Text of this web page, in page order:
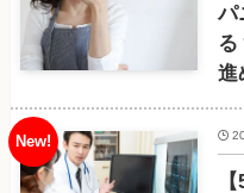
パ
る
進